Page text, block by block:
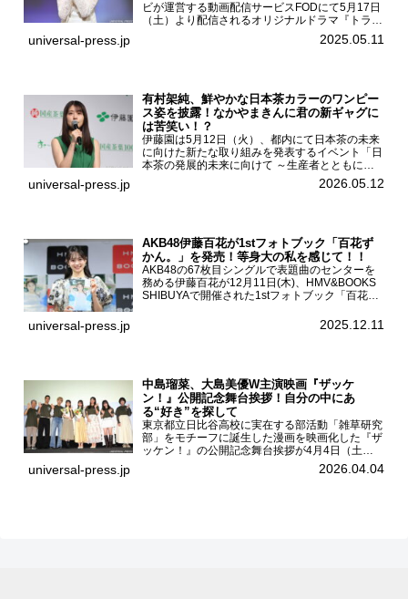
ビが運営する動画配信サービスFODにて5月17日
（土）より配信されるオリジナルドラマ『トラッ
クガール2』の完成発表イベントが５月10日
（土）都内で開催された。FODドラマ『トラック
universal-press.jp 2025.05.11
有村架純、鮮やかな日本茶カラーのワンピー
ス姿を披露！なかやまきんに君の新ギャグに
は苦笑い！？
伊藤園は5月12日（火）、都内にて日本茶の未来
に向けた新たな取り組みを発表するイベント「日
本茶の発展的未来に向けて ～生産者とともに。
日本茶を世界へ～」を開催。イベントには伊藤園
のCMキャラクターを務める有村架純、伊藤園よ
universal-press.jp 2026.05.12
AKB48伊藤百花が1stフォトブック「百花ず
かん。」を発売！等身大の私を感じて！！
AKB48の67枚目シングルで表題曲のセンターを
務める伊藤百花が12月11日(木)、HMV&BOOKS
SHIBUYAで開催された1stフォトブック「百花ず
した。AKB48伊藤百花1stフォトブッ...
universal-press.jp 2025.12.11
中島瑠菜、大島美優W主演映画『ザッケ
ン！』公開記念舞台挨拶！自分の中にあ
る“好き”を探して
東京都立日比谷高校に実在する部活動「雑草研究
部」をモチーフに誕生した漫画を映画化した『ザ
ッケン！』の公開記念舞台挨拶が4月4日（土）
ユナイテッドシネマお台場で開催され、出演者の
中島瑠菜、大島美優、八神遼介（ICEx）、阿佐
universal-press.jp 2026.04.04